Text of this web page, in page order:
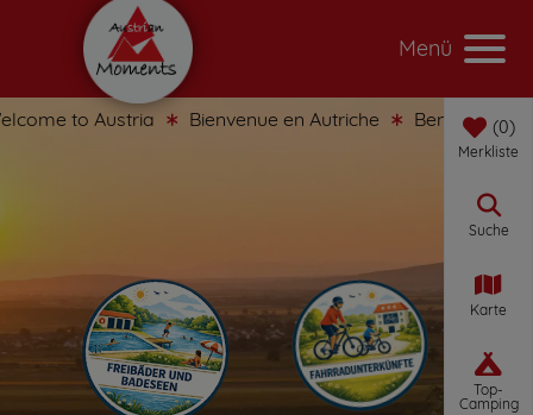
Menü
to Austria Bienvenue en Autriche Benvenuti in0
Merkliste
Suche
Karte
Top-
Camping